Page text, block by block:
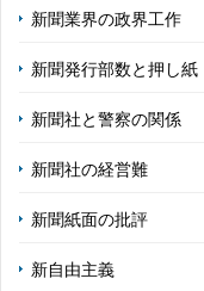
新聞業界の政界工作
新聞発行部数と押し紙
新聞社と警察の関係
新聞社の経営難
新聞紙面の批評
新自由主義